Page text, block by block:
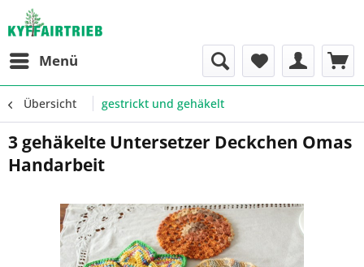
Menü
Übersicht gestrickt und gehäkelt
3 gehäkelte Untersetzer Deckchen Omas
Handarbeit